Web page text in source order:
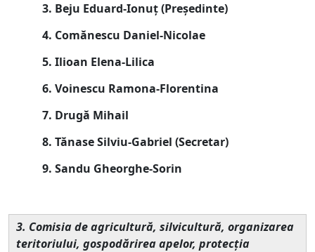
3. Beju Eduard-Ionuț (Președinte)
4. Comănescu Daniel-Nicolae
5. Ilioan Elena-Lilica
6. Voinescu Ramona-Florentina
7. Drugă Mihail
8. Tănase Silviu-Gabriel (Secretar)
9. Sandu Gheorghe-Sorin
3. Comisia de agricultură, silvicultură, organizarea
teritoriului, gospodărirea apelor, protecţia